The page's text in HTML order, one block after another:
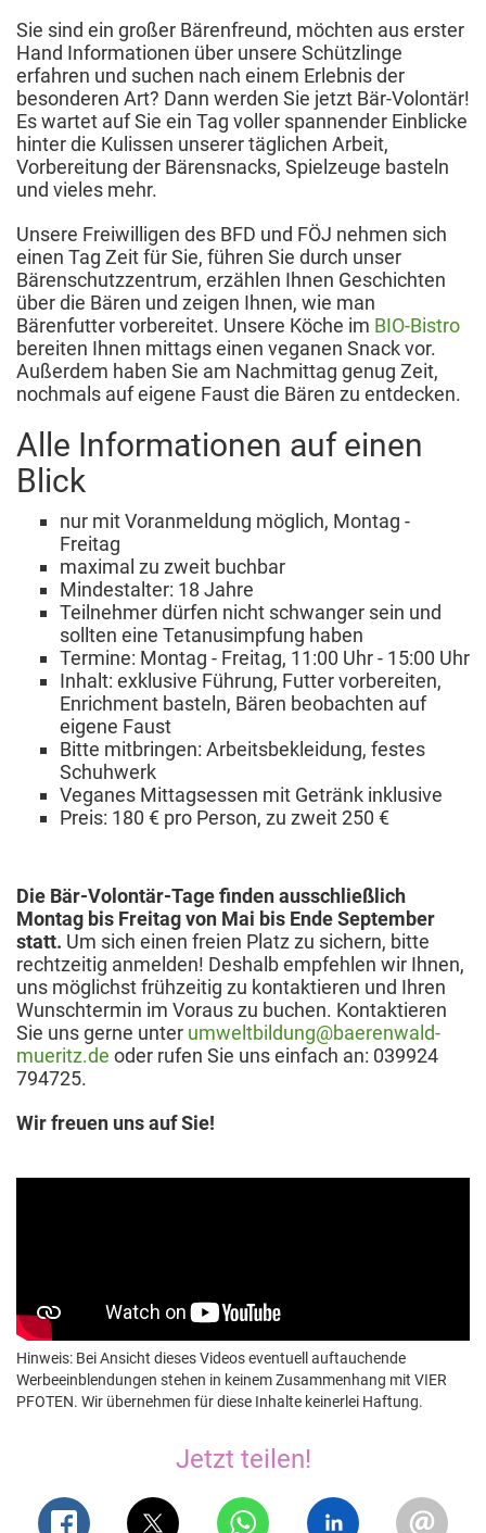
Sie sind ein großer Bärenfreund, möchten aus erster
Hand Informationen über unsere Schützlinge
erfahren und suchen nach einem Erlebnis der
besonderen Art? Dann werden Sie jetzt Bär-Volontär!
Es wartet auf Sie ein Tag voller spannender Einblicke
hinter die Kulissen unserer täglichen Arbeit,
Vorbereitung der Bärensnacks, Spielzeuge basteln
und vieles mehr.
Unsere Freiwilligen des BFD und FÖJ nehmen sich
einen Tag Zeit für Sie, führen Sie durch unser
Bärenschutzzentrum, erzählen Ihnen Geschichten
über die Bären und zeigen Ihnen, wie man
Bärenfutter vorbereitet. Unsere Köche im BIO-Bistro
bereiten Ihnen mittags einen veganen Snack vor.
Außerdem haben Sie am Nachmittag genug Zeit,
nochmals auf eigene Faust die Bären zu entdecken.
Alle Informationen auf einen
Blick
nur mit Voranmeldung möglich, Montag -
Freitag
maximal zu zweit buchbar
Mindestalter: 18 Jahre
Teilnehmer dürfen nicht schwanger sein und
sollten eine Tetanusimpfung haben
Termine: Montag - Freitag, 11:00 Uhr - 15:00 Uhr
Inhalt: exklusive Führung, Futter vorbereiten,
Enrichment basteln, Bären beobachten auf
eigene Faust
Bitte mitbringen: Arbeitsbekleidung, festes
Schuhwerk
Veganes Mittagsessen mit Getränk inklusive
Preis: 180 € pro Person, zu zweit 250 €
Die Bär-Volontär-Tage finden ausschließlich
Montag bis Freitag von Mai bis Ende September
statt. Um sich einen freien Platz zu sichern, bitte
rechtzeitig anmelden! Deshalb empfehlen wir Ihnen,
uns möglichst frühzeitig zu kontaktieren und Ihren
Wunschtermin im Voraus zu buchen. Kontaktieren
Sie uns gerne unter umweltbildung@baerenwald-
mueritz.de oder rufen Sie uns einfach an: 039924
794725.
Wir freuen uns auf Sie!
Hinweis: Bei Ansicht dieses Videos eventuell auftauchende
Werbeeinblendungen stehen in keinem Zusammenhang mit VIER
PFOTEN. Wir übernehmen für diese Inhalte keinerlei Haftung.
Jetzt teilen!